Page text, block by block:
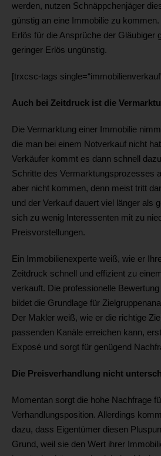
werden, nutzen Schnäppchenjäger
günstig an eine Immobilie zu
Erlös für die Ansprüche der Gläubiger
geringer Erlös ungünstig.
[trxcsc-tags
Auch bei Zeitdruck ist die
Die Vermarktung einer Immobilie
die man bei einem Notverkauf nicht
Verkäufer kommt es dann schnell
Schritte des Vermarktungsprozesses
aber nicht kommen, denn meist tritt
und der Verkauf dauert viel länger als
sich zu wenig Interessenten mit zu
Preisvorstellungen.
Ein Immobilienexperte weiß, wie er
Zeitdruck schnell und effizient zu
verkauft. Die professionelle
bildet die Grundlage für
Der Makler weiß, wie er die richtige
passenden Kanäle erreichen kann,
Exposé und sorgt für genügend
Die Preisverhandlung nicht
Momentan sorgt die hohe Nachfrage
Verhandlungsposition. Allerdings
dazu, dass Eigentümer diesen
Grund, weil sie den Wert ihrer